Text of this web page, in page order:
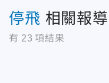
停飛 相關報導
有 23 項結果